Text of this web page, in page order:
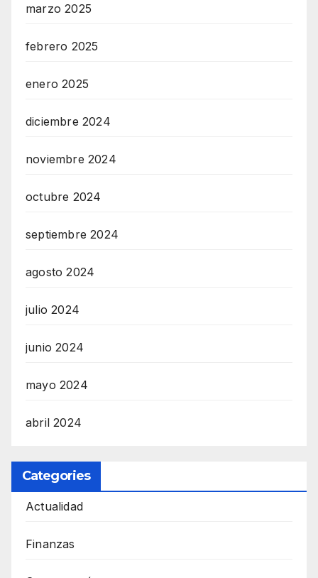
marzo 2025
febrero 2025
enero 2025
diciembre 2024
noviembre 2024
octubre 2024
septiembre 2024
agosto 2024
julio 2024
junio 2024
mayo 2024
abril 2024
Categories
Actualidad
Finanzas